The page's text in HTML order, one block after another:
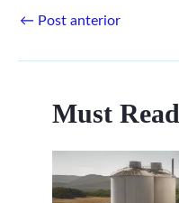
← Post anterior
Must Read